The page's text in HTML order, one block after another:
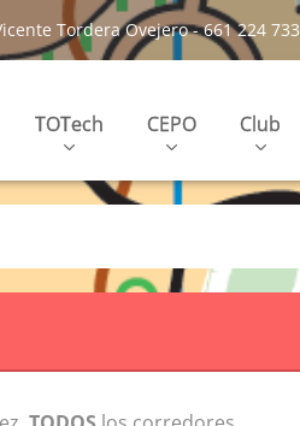
Tordera Ovejero - 661 224 733
TOTech CEPO Club